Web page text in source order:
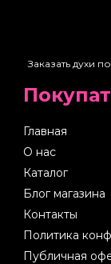
Заказать духи
Главная
О нас
Каталог
Блог магазина
Контакты
Политика
Публичная